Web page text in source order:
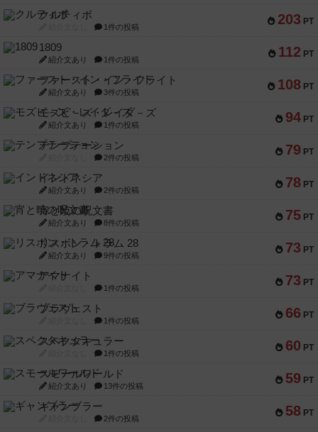
203 PT
クルティボ
1件の投稿
112 PT
1809
紹介文あり 1件の投稿
108 PT
ファースト・イン・フライト
紹介文あり 3件の投稿
94 PT
モズビ－ズ・レイダ－ズ
紹介文あり 1件の投稿
79 PT
テンプテーション
2件の投稿
78 PT
インドネシア
紹介文あり 2件の投稿
75 PT
宵と暁の呪文書
紹介文あり 8件の投稿
73 PT
リスボン・トラム 28
紹介文あり 9件の投稿
73 PT
アマナイト
1件の投稿
66 PT
ブラヴェスト
1件の投稿
60 PT
スペクタキュラー
1件の投稿
59 PT
スモールワールド
紹介文あり 13件の投稿
58 PT
ギャンブラー
2件の投稿